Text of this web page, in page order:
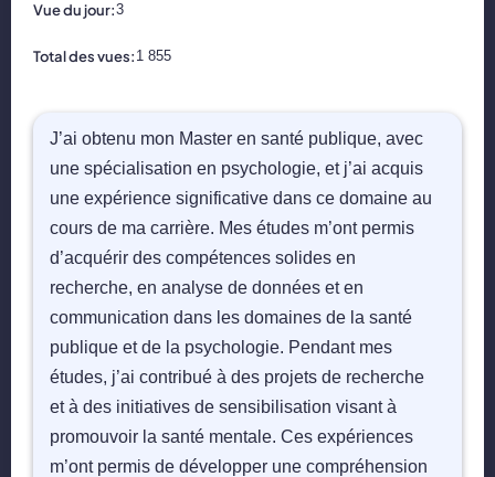
Vue du jour:3
Total des vues: 1 855
J’ai obtenu mon Master en santé publique, avec
une spécialisation en psychologie, et j’ai acquis
une expérience significative dans ce domaine au
cours de ma carrière. Mes études m’ont permis
d’acquérir des compétences solides en
recherche, en analyse de données et en
communication dans les domaines de la santé
publique et de la psychologie. Pendant mes
études, j’ai contribué à des projets de recherche
et à des initiatives de sensibilisation visant à
promouvoir la santé mentale. Ces expériences
m’ont permis de développer une compréhension